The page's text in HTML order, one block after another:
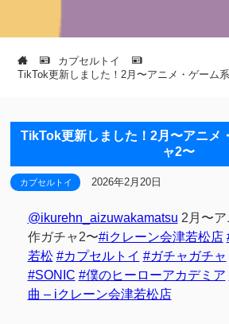
カプセルトイ
TikTok更新しました！2月〜アニメ・ゲーム
TikTok更新しました！2月〜アニメ
ャ2〜
カプセルトイ 2026年2月20日
@ikurehn_aizuwakamatsu 2月〜
作ガチャ2〜#iクレーン会津若松店
若松 #カプセルトイ #ガチャガチャ
#SONIC #僕のヒーローアカデミア
曲 – iクレーン会津若松店